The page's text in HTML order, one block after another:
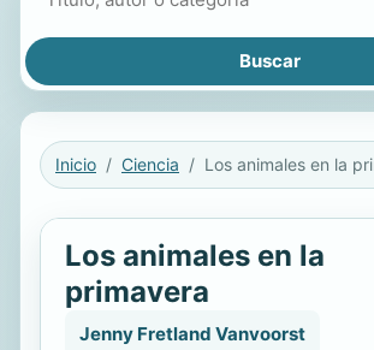
Inicio Ciencia Los animales en la
Los animales en la
primavera
Jenny Fretland Vanvoorst